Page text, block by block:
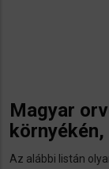
Magyar
Az alábbi listán